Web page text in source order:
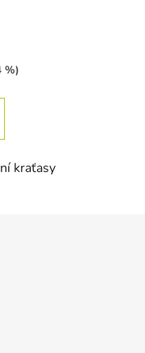
%)
kraťasy